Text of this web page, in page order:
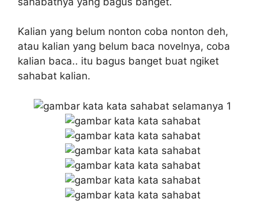
Kalian yang belum nonton coba nonton deh,
atau kalian yang belum baca novelnya, coba
kalian baca.. itu bagus banget buat ngiket
sahabat kalian.